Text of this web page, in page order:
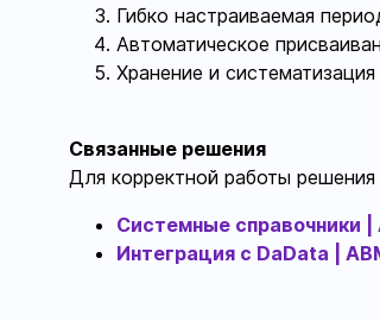
Гибко настраиваемая
Автоматическое
Хранение и
Связанные решения
Для корректной работы
Системные справочники
Интеграция с DaData |